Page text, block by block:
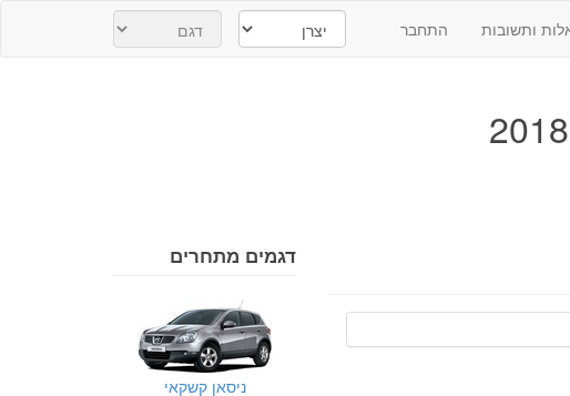
ותשובות התחבר
דגמים מתחרים
ניסאן קשקאי